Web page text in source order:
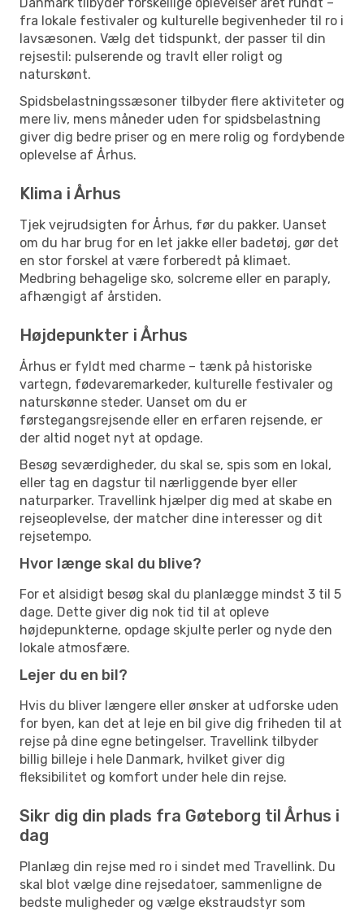
fra lokale festivaler og kulturelle begivenheder til ro i
lavsæsonen. Vælg det tidspunkt, der passer til din
rejsestil: pulserende og travlt eller roligt og
naturskønt.
Spidsbelastningssæsoner tilbyder flere aktiviteter og
mere liv, mens måneder uden for spidsbelastning
giver dig bedre priser og en mere rolig og fordybende
oplevelse af Århus.
Klima i Århus
Tjek vejrudsigten for Århus, før du pakker. Uanset
om du har brug for en let jakke eller badetøj, gør det
en stor forskel at være forberedt på klimaet.
Medbring behagelige sko, solcreme eller en paraply,
afhængigt af årstiden.
Højdepunkter i Århus
Århus er fyldt med charme – tænk på historiske
vartegn, fødevaremarkeder, kulturelle festivaler og
naturskønne steder. Uanset om du er
førstegangsrejsende eller en erfaren rejsende, er
der altid noget nyt at opdage.
Besøg seværdigheder, du skal se, spis som en lokal,
eller tag en dagstur til nærliggende byer eller
naturparker. Travellink hjælper dig med at skabe en
rejseoplevelse, der matcher dine interesser og dit
rejsetempo.
Hvor længe skal du blive?
For et alsidigt besøg skal du planlægge mindst 3 til 5
dage. Dette giver dig nok tid til at opleve
højdepunkterne, opdage skjulte perler og nyde den
lokale atmosfære.
Lejer du en bil?
Hvis du bliver længere eller ønsker at udforske uden
for byen, kan det at leje en bil give dig friheden til at
rejse på dine egne betingelser. Travellink tilbyder
billig billeje i hele Danmark, hvilket giver dig
fleksibilitet og komfort under hele din rejse.
Sikr dig din plads fra Gøteborg til Århus i
dag
Planlæg din rejse med ro i sindet med Travellink. Du
skal blot vælge dine rejsedatoer, sammenligne de
bedste muligheder og vælge ekstraudstyr som